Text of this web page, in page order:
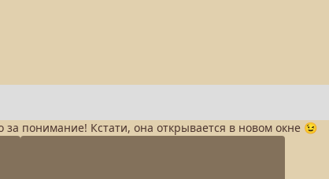
за понимание! Кстати, она открывается в новом окне 😉